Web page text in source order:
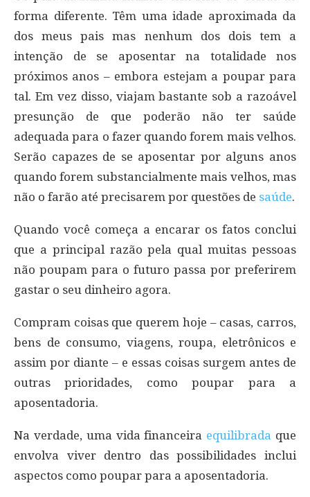
forma diferente. Têm uma idade aproximada da
dos meus pais mas nenhum dos dois tem a
intenção de se aposentar na totalidade nos
próximos anos – embora estejam a poupar para
tal. Em vez disso, viajam bastante sob a razoável
presunção de que poderão não ter saúde
adequada para o fazer quando forem mais velhos.
Serão capazes de se aposentar por alguns anos
quando forem substancialmente mais velhos, mas
não o farão até precisarem por questões de saúde.
Quando você começa a encarar os fatos conclui
que a principal razão pela qual muitas pessoas
não poupam para o futuro passa por preferirem
gastar o seu dinheiro agora.
Compram coisas que querem hoje – casas, carros,
bens de consumo, viagens, roupa, eletrônicos e
assim por diante – e essas coisas surgem antes de
outras prioridades, como poupar para a
aposentadoria.
Na verdade, uma vida financeira equilibrada que
envolva viver dentro das possibilidades inclui
aspectos como poupar para a aposentadoria.